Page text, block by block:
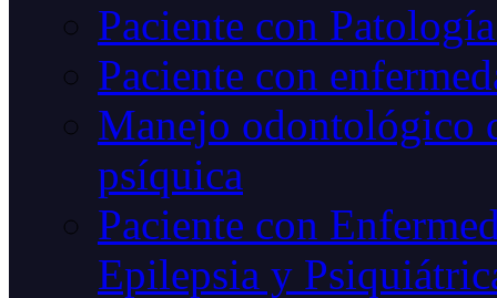
Paciente con
Paciente con
Manejo odontológico
psíquica
Paciente con
Epilepsia y